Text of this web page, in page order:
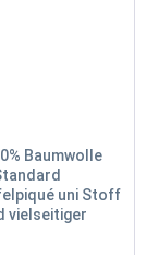
Baumwolle
uni Stoff
vielseitiger